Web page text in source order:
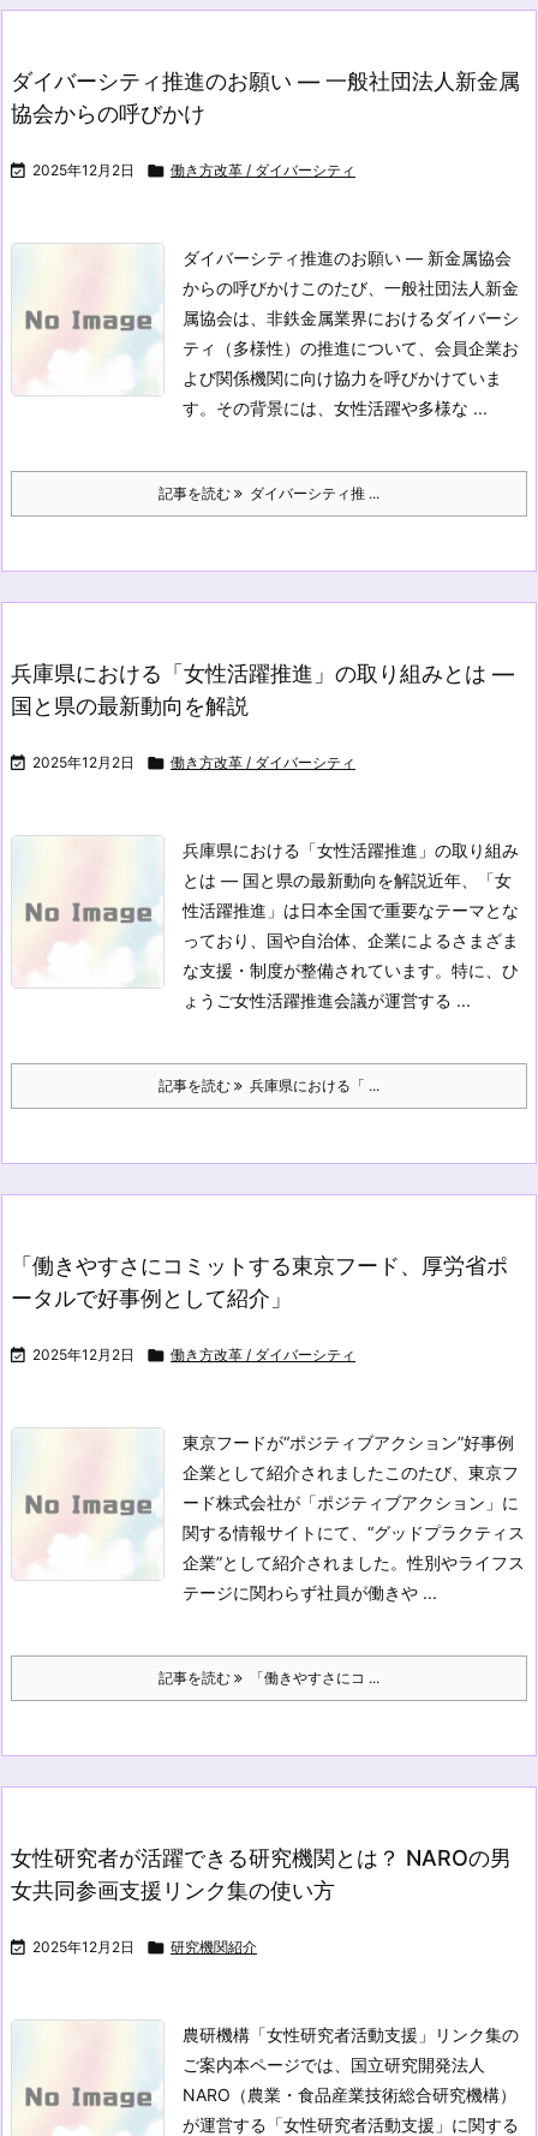
ダイバーシティ推進のお願い — 一般社団法人新金属
協会からの呼びかけ
 2025年12月2日  働き方改革 / ダイバーシティ
ダイバーシティ推進のお願い — 新金属協会
からの呼びかけこのたび、一般社団法人新金
属協会は、非鉄金属業界におけるダイバーシ
ティ（多様性）の推進について、会員企業お
よび関係機関に向け協力を呼びかけていま
す。その背景には、女性活躍や多様な ...
記事を読む ダイバーシティ推 ...
兵庫県における「女性活躍推進」の取り組みとは —
国と県の最新動向を解説
 2025年12月2日  働き方改革 / ダイバーシティ
兵庫県における「女性活躍推進」の取り組み
とは — 国と県の最新動向を解説近年、「女
性活躍推進」は日本全国で重要なテーマとな
っており、国や自治体、企業によるさまざま
な支援・制度が整備されています。特に、ひ
ょうご女性活躍推進会議が運営する ...
記事を読む 兵庫県における「 ...
「働きやすさにコミットする東京フード、厚労省ポ
ータルで好事例として紹介」
 2025年12月2日  働き方改革 / ダイバーシティ
東京フードが“ポジティブアクション”好事例
企業として紹介されましたこのたび、東京フ
ード株式会社が「ポジティブアクション」に
関する情報サイトにて、“グッドプラクティス
企業”として紹介されました。性別やライフス
テージに関わらず社員が働きや ...
記事を読む 「働きやすさにコ ...
女性研究者が活躍できる研究機関とは？ NAROの男
女共同参画支援リンク集の使い方
 2025年12月2日  研究機関紹介
農研機構「女性研究者活動支援」リンク集の
ご案内本ページでは、国立研究開発法人
NARO（農業・食品産業技術総合研究機構）
が運営する「女性研究者活動支援」に関する